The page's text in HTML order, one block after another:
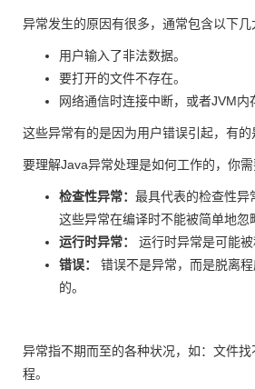
异常发生的原因有很多，通常包含以下几
用户输入了非法数据。
要打开的文件不存在。
网络通信时连接中断，或者JVM内
这些异常有的是因为用户错误引起，有
要理解Java异常处理是如何工作的，你需
检查性异常： 最具代表的检查性异
这些异常在编译时不能被简单地忽
运行时异常：
运行时异常是可能
错误：
错误不是异常，而是脱离
的。
异常指不期而至的各种状况，如：文件
程。